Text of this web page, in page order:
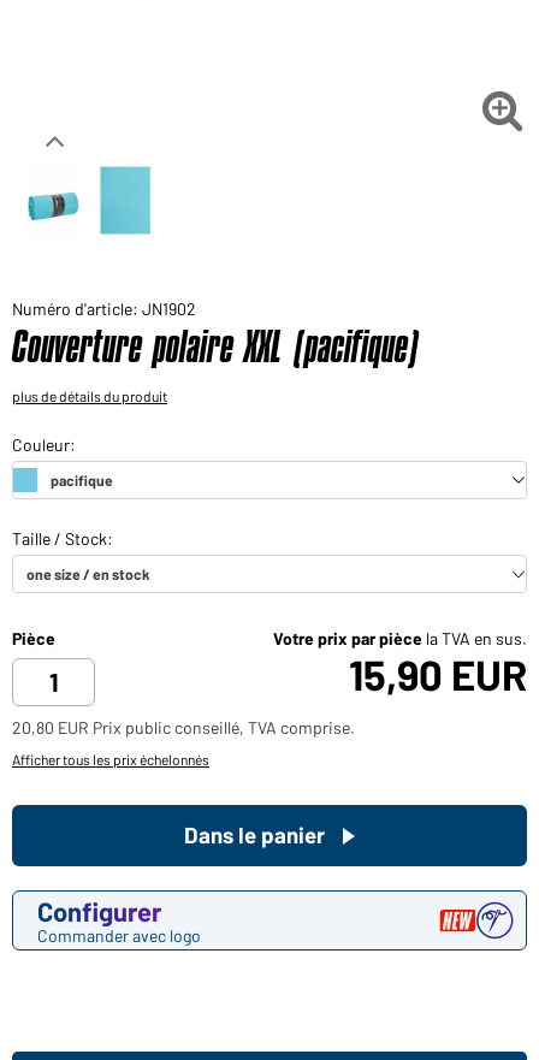

Numéro d'article: JN1902
Couverture polaire XXL (pacifique)
plus de détails du produit
Pièce Votre prix par pièce la TVA en sus.
15,90 EUR
20,80 EUR Prix public conseillé, TVA comprise.
Afficher tous les prix échelonnés
Configurer
Commander avec logo
Dans le panier